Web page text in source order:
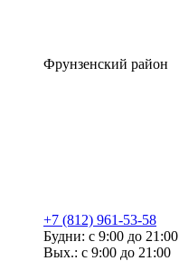
Фрунзенский район
+7 (812) 961-53-58
Будни: с 9:00 до 21:00
Вых.: с 9:00 до 21:00